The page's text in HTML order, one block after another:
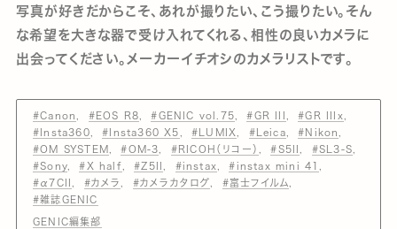
写真が好きだからこそ、あれが撮りたい、こう撮りたい。そん
な希望を大きな器で受け入れてくれる、相性の良いカメラに
出会ってください。メーカーイチオシのカメラリストです。
#Canon #EOS R8 #GENIC vol.75 #GR III
#GR IIIx
#Insta360
#Insta360 X5 #LUMIX #Leica
#Nikon
#OM SYSTEM
#OM-3 #RICOH（リコー） #S5II
#SL3-S
#Sony
#X half #Z5II #instax
#instax mini 41
#α7CII
#カメラ #カメラカタログ
#富士フイルム
#雑誌GENIC
GENIC編集部